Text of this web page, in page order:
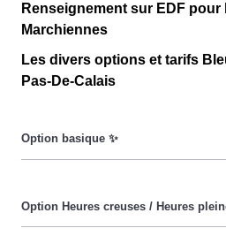
Renseignement sur EDF
Marchiennes
Les divers options et tarifs
Pas-De-Calais
date, ni de l'heure, que ce soit
ailleurs. 💡